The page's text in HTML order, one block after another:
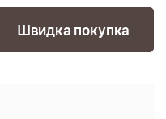
Швидка покупка